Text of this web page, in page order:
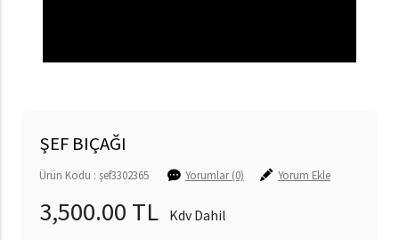
ŞEF BIÇAĞI
Ürün Kodu : şef3302365 Yorumlar (0) Yorum Ekle
3,500.00 TL Kdv Dahil